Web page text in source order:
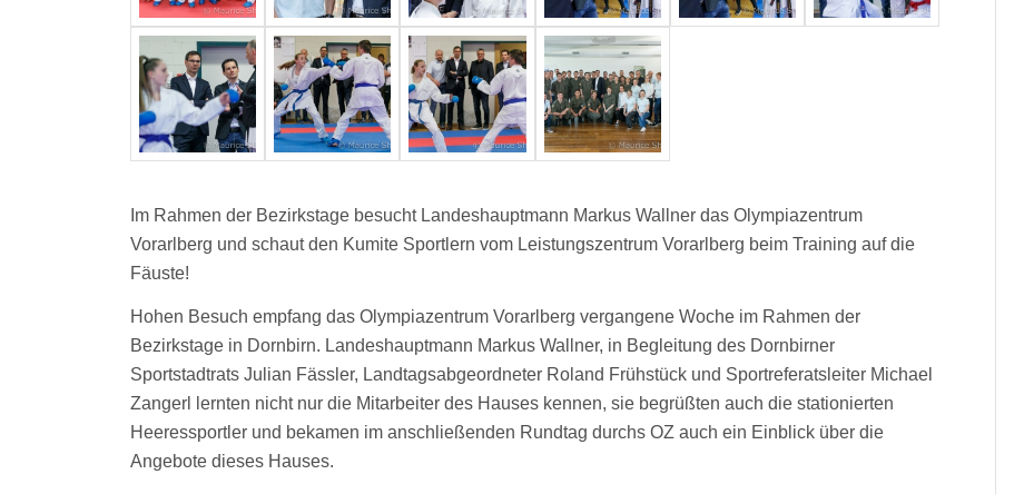
Im Rahmen der Bezirkstage besucht Landeshauptmann Markus Wallner das Olympiazentrum
Vorarlberg und schaut den Kumite Sportlern vom Leistungszentrum Vorarlberg beim Training auf die
Fäuste!
Hohen Besuch empfang das Olympiazentrum Vorarlberg vergangene Woche im Rahmen der
Bezirkstage in Dornbirn. Landeshauptmann Markus Wallner, in Begleitung des Dornbirner
Sportstadtrats Julian Fässler, Landtagsabgeordneter Roland Frühstück und Sportreferatsleiter Michael
Zangerl lernten nicht nur die Mitarbeiter des Hauses kennen, sie begrüßten auch die stationierten
Heeressportler und bekamen im anschließenden Rundtag durchs OZ auch ein Einblick über die
Angebote dieses Hauses.